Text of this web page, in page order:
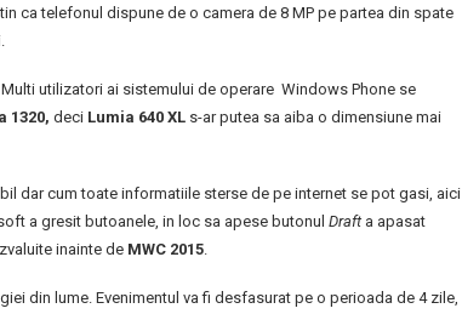
ca telefonul dispune de o camera de 8 MP pe partea din spate
. Multi utilizatori ai sistemului de operare Windows Phone se
1320, deci Lumia 640 XL s-ar putea sa aiba o dimensiune mai
dar cum toate informatiile sterse de pe internet se pot gasi, aici
a gresit butoanele, in loc sa apese butonul Draft a apasat
inainte de MWC 2015
din lume. Evenimentul va fi desfasurat pe o perioada de 4 zile,